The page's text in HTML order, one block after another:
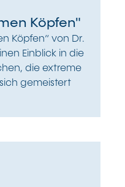
Köpfen"
Köpfen“ von Dr.
Einblick in die
die extreme
gemeistert